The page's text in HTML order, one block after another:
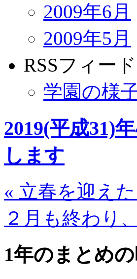
2009年6月
2009年5月
RSSフィード
学園の様
2019(平成31)
します
« 立春を迎え
２月も終わり
1年のまとめ